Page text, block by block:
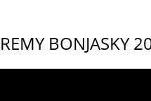
REMY BONJASKY